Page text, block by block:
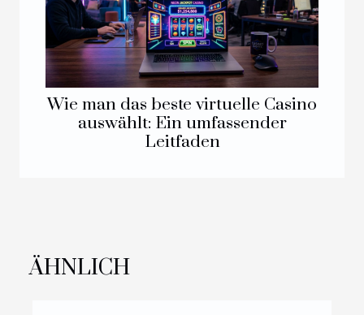
Wie man das beste virtuelle Casino
auswählt: Ein umfassender
Leitfaden
ÄHNLICH